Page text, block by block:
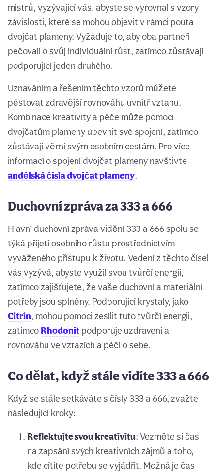
mistrů, vyzývající vás, abyste se vyrovnal s vzory
závislosti, které se mohou objevit v rámci pouta
dvojčat plameny. Vyžaduje to, aby oba partneři
pečovali o svůj individuální růst, zatímco zůstávají
podporující jeden druhého.
Uznaváním a řešením těchto vzorů můžete
pěstovat zdravější rovnováhu uvnitř vztahu.
Kombinace kreativity a péče může pomoci
dvojčatům plameny upevnit své spojení, zatímco
zůstávají věrní svým osobním cestám. Pro více
informací o spojení dvojčat plameny navštivte
andělská čísla dvojčat plameny.
Duchovní zpráva za 333 a 666
Hlavní duchovní zpráva vidění 333 a 666 spolu se
týká přijetí osobního růstu prostřednictvím
vyváženého přístupu k životu. Vedení z těchto čísel
vás vyzývá, abyste využil svou tvůrčí energii,
zatímco zajišťujete, že vaše duchovní a materiální
potřeby jsou splněny. Podporující krystaly, jako
Citrín, mohou pomoci zesílit tuto tvůrčí energii,
zatímco Rhodonitpodporuje uzdravení a
rovnováhu ve vztazích a péči o sebe.
Co dělat, když stále vidíte 333 a 666
Když se stále setkáváte s čísly 333 a 666, zvažte
následující kroky:
Reflektujte svou kreativitu: Vezměte si čas
na zapsání svých kreativních zájmů a toho,
kde cítíte potřebu se vyjádřit. Možná je čas